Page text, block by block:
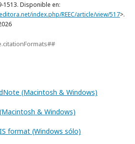
1513. Disponible en:
index.php/REEC/article/view/517>.
(Macintosh & Windows)
& Windows)
format (Windows sólo)